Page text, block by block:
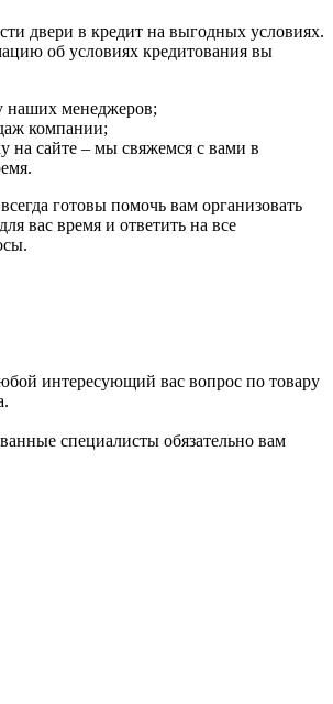
двери в кредит на выгодных условиях.
об условиях кредитования вы
наших менеджеров;
компании;
на сайте – мы свяжемся с вами в
готовы помочь вам организовать
вас время и ответить на все
интересующий вас вопрос по товару
специалисты обязательно вам